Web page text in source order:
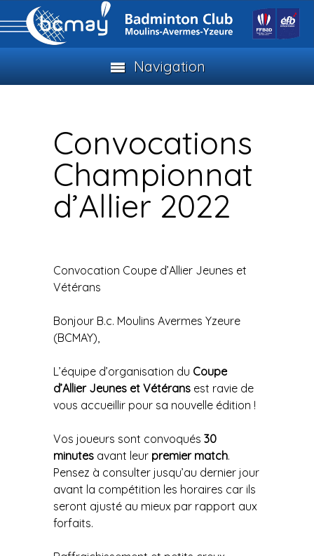
Navigation
Convocations
Championnat
d’Allier 2022
Convocation Coupe d’Allier Jeunes et
Vétérans
Bonjour B.c. Moulins Avermes Yzeure
(BCMAY),
L’équipe d’organisation du Coupe
d’Allier Jeunes et Vétérans est ravie de
vous accueillir pour sa nouvelle édition !
Vos joueurs sont convoqués30
minutes avant leur premier match.
Pensez à consulter jusqu’au dernier jour
avant la compétition les horaires car ils
seront ajusté au mieux par rapport aux
forfaits.